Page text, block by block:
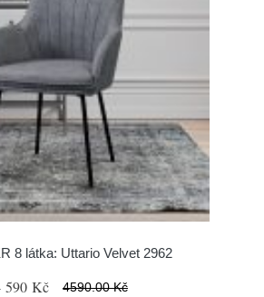
8 látka: Uttario Velvet 2962
590 Kč 4590.00 Kč